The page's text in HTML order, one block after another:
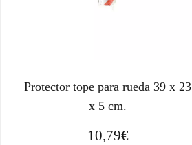
Protector tope para rueda 39 x 23
x 5 cm.
10,79€